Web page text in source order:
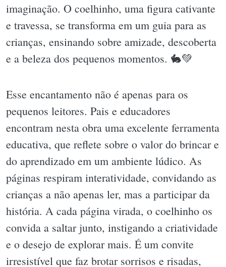
imaginação. O coelhinho, uma figura cativante
e travessa, se transforma em um guia para as
crianças, ensinando sobre amizade, descoberta
e a beleza dos pequenos momentos. 🐇💚
Esse encantamento não é apenas para os
pequenos leitores. Pais e educadores
encontram nesta obra uma excelente ferramenta
educativa, que reflete sobre o valor do brincar e
do aprendizado em um ambiente lúdico. As
páginas respiram interatividade, convidando as
crianças a não apenas ler, mas a participar da
história. A cada página virada, o coelhinho os
convida a saltar junto, instigando a criatividade
e o desejo de explorar mais. É um convite
irresistível que faz brotar sorrisos e risadas,